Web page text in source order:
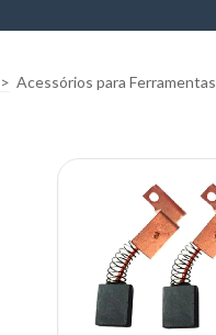
> Acessórios para Ferramentas